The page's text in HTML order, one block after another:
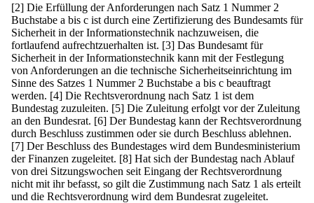
[2] Die Erfüllung der Anforderungen nach Satz 1 Nummer 2
Buchstabe a bis c ist durch eine Zertifizierung des Bundesamts für
Sicherheit in der Informationstechnik nachzuweisen, die
fortlaufend aufrechtzuerhalten ist. [3] Das Bundesamt für
Sicherheit in der Informationstechnik kann mit der Festlegung
von Anforderungen an die technische Sicherheitseinrichtung im
Sinne des Satzes 1 Nummer 2 Buchstabe a bis c beauftragt
werden. [4] Die Rechtsverordnung nach Satz 1 ist dem
Bundestag zuzuleiten. [5] Die Zuleitung erfolgt vor der Zuleitung
an den Bundesrat. [6] Der Bundestag kann der Rechtsverordnung
durch Beschluss zustimmen oder sie durch Beschluss ablehnen.
[7] Der Beschluss des Bundestages wird dem Bundesministerium
der Finanzen zugeleitet. [8] Hat sich der Bundestag nach Ablauf
von drei Sitzungswochen seit Eingang der Rechtsverordnung
nicht mit ihr befasst, so gilt die Zustimmung nach Satz 1 als erteilt
und die Rechtsverordnung wird dem Bundesrat zugeleitet.